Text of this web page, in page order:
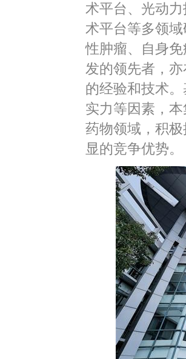
术平台、光动
术平台等多领
性肿瘤、自身
发的领先者，
的经验和技术
实力等因素，
药物领域，积
显的竞争优势。